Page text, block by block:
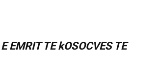
EMRIT TE kOSOCVES TE